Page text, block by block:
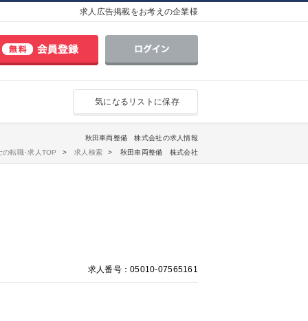
求人広告掲載をお考えの企業様
秋田車両整備 株式会社の求人情報
の転職･求人TOP
求人検索 秋田車両整備 株式会社
求人番号：05010-07565161
気になるリストに保存